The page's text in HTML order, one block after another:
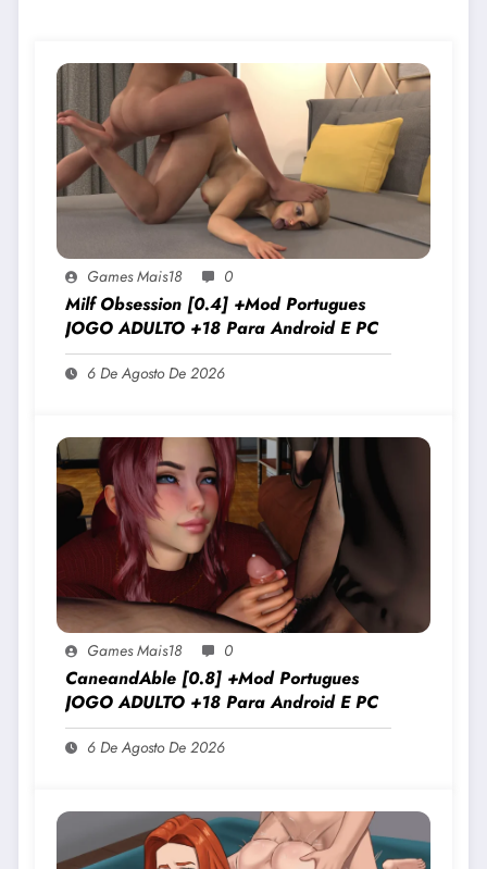
Games Mais18 0
Milf Obsession [0.4] +Mod Portugues
JOGO ADULTO +18 Para Android E PC
6 De Agosto De 2026
Games Mais18 0
CaneandAble [0.8] +Mod Portugues
JOGO ADULTO +18 Para Android E PC
6 De Agosto De 2026